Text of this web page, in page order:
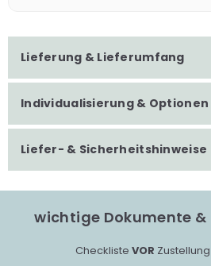
Lieferung & Lieferumfang
Individualisierung & Optionen
Liefer- & Sicherheitshinweise
wichtige Dokumente
Checkliste VOR